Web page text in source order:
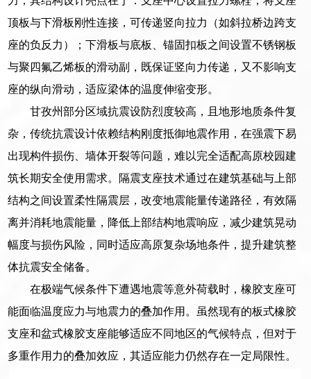
顶板与下滑板刚性连接，可传递竖向拉力（如斜拉桥边跨支
座的负反力）；下滑板与底板、锚固扣板之间设置不锈钢板
与聚四氟乙烯板的滑动副，既保证竖向力传递，又不影响支
座的纵向滑动，适应梁体的温度伸缩变形。
甘孜州部分区域抗震设防烈度较高，且地形地质条件复
杂，传统抗震设计依赖结构刚度抵御地震作用，在强震下易
出现构件损伤、墙体开裂等问题，难以完全适配高原校园建
筑长期安全使用需求。隔震支座技术通过在建筑基础与上部
结构之间设置柔性隔震层，改变地震能量传递路径，有效隔
离并消耗地震能量，降低上部结构地震响应，减少建筑晃动
幅度与损伤风险，同时适应高原复杂场地条件，提升建筑整
体抗震安全储备。
在极端气候条件下遭遇地震等意外荷载时，橡胶支座可
能面临温度应力与地震力的叠加作用。虽然现有的板式橡胶
支座和盆式橡胶支座能够适应不同地区的气候特点，但对于
多重作用力的叠加效应，其适应能力仍然存在一定局限性。